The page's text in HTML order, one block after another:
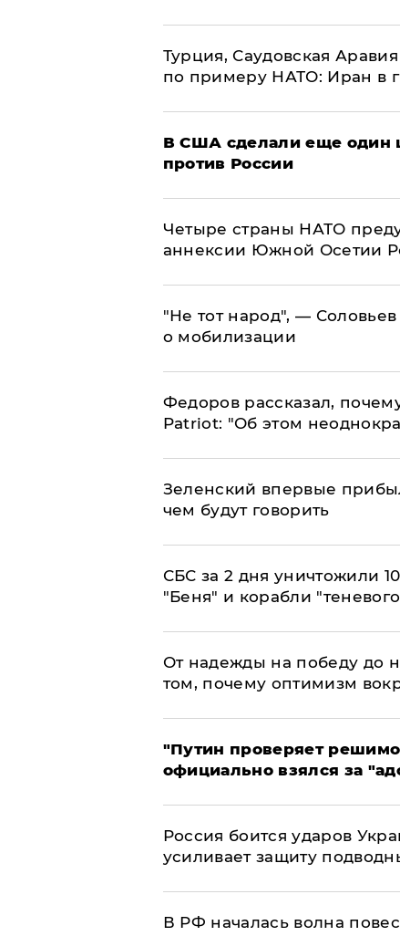
Турция, Саудовская
по примеру НАТО: Иран в
В США сделали еще один
против России
Четыре страны НАТО
аннексии Южной Осетии
​"Не тот народ", —
о мобилизации
Федоров рассказал,
Patriot: "Об этом
Зеленский впервые
чем будут говорить
СБС за 2 дня уничтожили
"Беня" и корабли
От надежды на победу до
том, почему оптимизм
"Путин проверяет
официально взялся за
Россия боится ударов
усиливает защиту
​В РФ началась волна